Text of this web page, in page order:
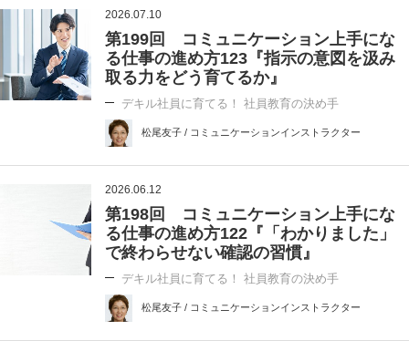
2026.07.10
第199回 コミュニケーション上手にな
る仕事の進め方123『指示の意図を汲み
取る力をどう育てるか』
デキル社員に育てる！ 社員教育の決め手
松尾友子 / コミュニケーションインストラクター
2026.06.12
第198回 コミュニケーション上手にな
る仕事の進め方122『「わかりました」
で終わらせない確認の習慣』
デキル社員に育てる！ 社員教育の決め手
松尾友子 / コミュニケーションインストラクター